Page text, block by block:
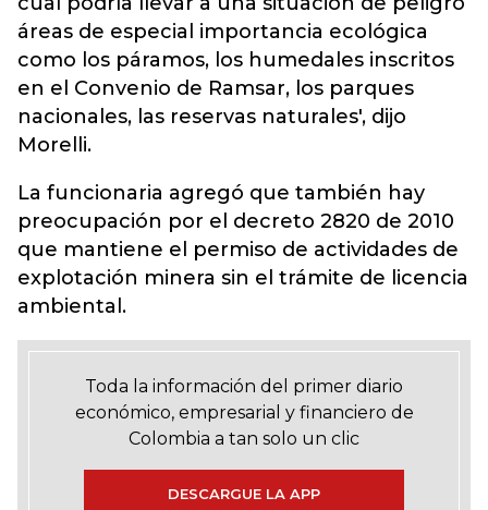
áreas de especial importancia ecológica
como los páramos, los humedales inscritos
en el Convenio de Ramsar, los parques
nacionales, las reservas naturales', dijo
Morelli.
La funcionaria agregó que también hay
preocupación por el decreto 2820 de 2010
que mantiene el permiso de actividades de
explotación minera sin el trámite de licencia
ambiental.
Toda la información del primer diario
económico, empresarial y financiero de
Colombia a tan solo un clic
DESCARGUE LA APP